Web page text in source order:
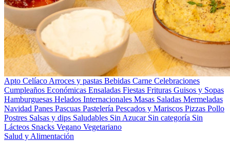
Apto Celíaco Arroces y pastas Bebidas Carne Celebraciones
Cumpleaños Económicas Ensaladas Fiestas Frituras Guisos y Sopas
Hamburguesas Helados Internacionales Masas Saladas Mermeladas
Navidad Panes Pascuas Pastelería Pescados y Mariscos Pizzas Pollo
Postres Salsas y dips Saludables Sin Azucar Sin categoría Sin
Lácteos Snacks Vegano Vegetariano
Salud y Alimentación